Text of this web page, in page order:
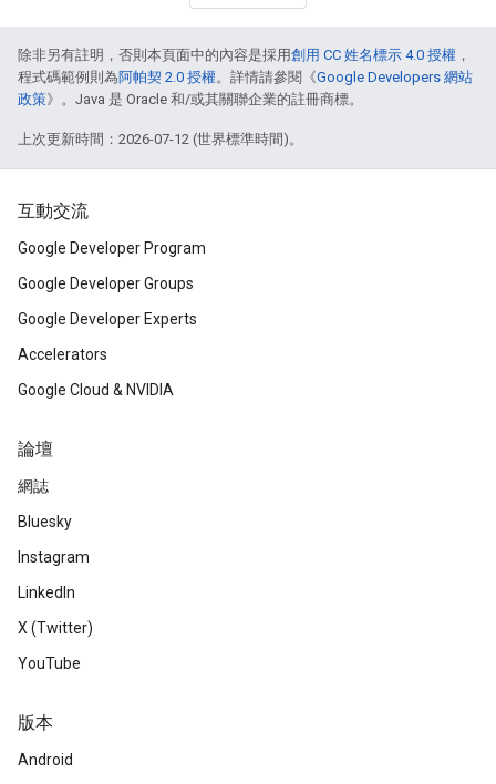
除非另有註明，否則本頁面中的內容是採用創用 CC 姓名標示 4.0 授權 ，
程式碼範例則為阿帕契 2.0 授權。詳情請參閱《Google Developers 網站
政策》。Java 是 Oracle 和/或其關聯企業的註冊商標。
上次更新時間：2026-07-12 (世界標準時間)。
互動交流
Google Developer Program
Google Developer Groups
Google Developer Experts
Accelerators
Google Cloud & NVIDIA
論壇
網誌
Bluesky
Instagram
LinkedIn
X (Twitter)
YouTube
版本
Android